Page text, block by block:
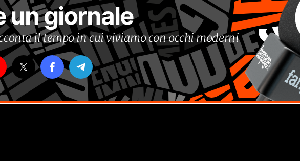
un giornale
il tempo in cui viviamo con occhi moderni